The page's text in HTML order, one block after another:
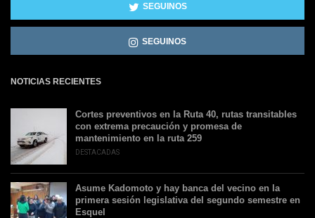
SEGUINOS
SEGUINOS
NOTICIAS RECIENTES
Cortes preventivos en la Ruta 40, rutas transitables
con extrema precaución y promesa de
mantenimiento en la ruta 259
DESTACADAS
Asume Kadomoto y hay banca del vecino en la
primera sesión legislativa del segundo semestre en
Esquel